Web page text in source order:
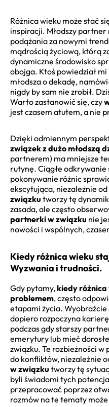
Różnica wieku może stać
inspiracji. Młodszy
podążania za nowymi
mądrością życiową, którą
dynamiczne środowisko
obojga. Ktoś powiedział
młodsza o dekadę,
nigdy by sam nie zrobił.
Warto zastanowić się, czy
jest czasem atutem, a nie
Dzięki odmiennym
związek z dużo młodszą
partnerem) ma mniejsze
rutynę. Ciągłe odkrywanie
pokonywanie różnic
ekscytująca, niezależnie
związku tworzy tę
zasada, ale często
partnerki w związku nie
nowości i wspólnych,
Kiedy różnica wieku
Wyzwania i trudności.
Gdy pytamy,kiedy różnica
problemem, często
etapami życia.
dopiero rozpoczyna
podczas gdy starszy
emerytury lub mieć
związku. Te rozbieżności
do konfliktów, niezależnie
w związku tworzy tę
byli świadomi tych
przepracować poprzez
rozmów na te tematy